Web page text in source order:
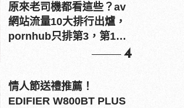
原來老司機都看這些？av
網站流量10大排行出爐，
pornhub只排第3，第1名
4
情人節送禮推薦！
EDIFIER W800BT PLUS